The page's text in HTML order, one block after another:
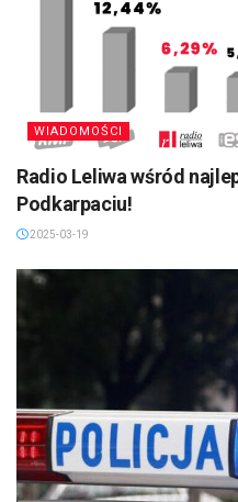
WIADOMOŚCI
Radio Leliwa wśród
Podkarpaciu!
2025-03-19